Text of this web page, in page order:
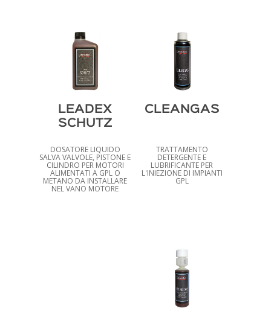
LEADEX
SCHUTZ
DOSATORE LIQUIDO
SALVA VALVOLE, PISTONE E
CILINDRO PER MOTORI
ALIMENTATI A GPL O
METANO DA INSTALLARE
NEL VANO MOTORE
CLEANGAS
TRATTAMENTO
DETERGENTE E
LUBRIFICANTE PER
L'INIEZIONE DI IMPIANTI
GPL